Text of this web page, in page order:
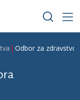
Odbor za zdravstvo